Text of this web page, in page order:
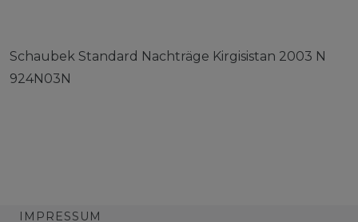
Schaubek Standard Nachträge Kirgisistan 2003 N
924N03N
IMPRESSUM